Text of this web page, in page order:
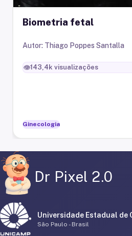
Biometria fetal
Autor: Thiago Poppes Santalla
👁️143,4k visualizações
Ginecologia
Dr Pixel 2.0
Universidade Estadual de
São Paulo - Brasil